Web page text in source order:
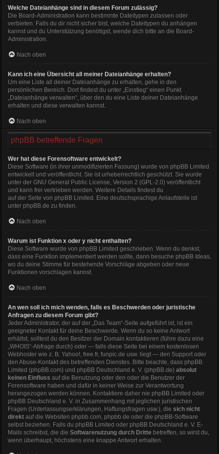
Welche Dateianhänge sind in diesem Forum zulässig?
Die Board-Administration kann bestimmte Dateitypen zulassen oder
verbieten. Falls du dir nicht sicher bist, welche Dateitypen du anhängen
kannst und du Unterstützung benötigst, wende dich bitte an die Board-
Administration.
Nach oben
Kann ich eine Übersicht all meiner Dateianhänge erhalten?
Um eine Liste all deiner Dateianhänge zu erhalten, gehe in den
persönlichen Bereich. Dort findest du unter „Einstieg“ einen Punkt
„Dateianhänge verwalten“, über den du eine Liste deiner Dateianhänge
erhalten und diese verwalten kannst.
Nach oben
phpBB betreffende Fragen
Wer hat diese Forensoftware entwickelt?
Diese Software (in ihrer unmodifizierten Fassung) wurde von phpBB Limited
entwickelt und veröffentlicht. Sie ist urheberrechtlich geschützt. Sie wurde
unter der GNU General Public License, Version 2 (GPL-2.0) veröffentlicht
und kann frei vertrieben werden. Weitere Details findest du
auf der Seite von phpBB Limited . Eine deutschsprachige Anlaufstelle ist
unter phpBB.de zu finden.
Nach oben
Warum ist Funktion x oder y nicht enthalten?
Diese Software wurde von phpBB Limited geschrieben. Wenn du denkst,
dass eine Funktion implementiert werden sollte, dann besuche phpBB Ideas
wo du deine Stimme für bestehende Vorschläge abgeben oder neue
Funktionen vorschlagen kannst.
Nach oben
An wen soll ich mich wenden, falls es Beschwerden oder juristische
Anfragen zu diesem Forum gibt?
Jeder Administrator, der auf der „Das Team“-Seite aufgeführt ist, ist ein
geeigneter Kontakt für deine Beschwerde. Wenn du so keine Antwort
erhältst, solltest du den Besitzer der Domain kontaktieren (führe dazu eine
„WHOIS“-Abfrage durch) oder — falls diese Seite bei einem kostenlosen
Webhoster wie z. B. Yahoo!, free.fr, funpic.de usw. liegt — den Support oder
den Abuse-Kontakt des betreffenden Dienstes. Bitte beachte, dass phpBB
Limited (phpBB.com) und phpBB Deutschland e. V. (phpBB.de) absolut
keinen Einfluss auf die Benutzung oder den oder die Benutzer der
Forensoftware haben und dafür in keiner Weise zur Verantwortung
herangezogen werden können. Kontaktiere daher nie phpBB Limited oder
phpBB Deutschland e. V. in Zusammenhang mit jeglichen juristischen
Fragen (Unterlassungserklärungen, Haftungsfragen usw.), die sich nicht
direkt auf die Websiten phpbb.com, phpbb.de oder die phpBB-Software
selbst beziehen. Falls du phpBB Limited oder phpBB Deutschland e. V. E-
Mails schreibst, die die Softwarenutzung durch Dritte betreffen, so wirst du,
wenn überhaupt, höchstens eine knappe Antwort erhalten.